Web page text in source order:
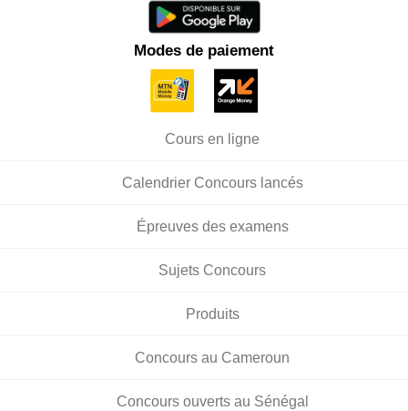
Modes de paiement
Cours en ligne
Calendrier Concours lancés
Épreuves des examens
Sujets Concours
Produits
Concours au Cameroun
Concours ouverts au Sénégal